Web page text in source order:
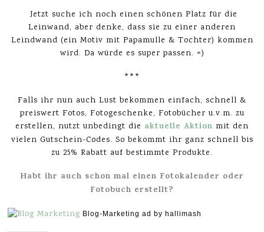
Jetzt suche ich noch einen schönen Platz für die
Leinwand, aber denke, dass sie zu einer anderen
Leindwand (ein Motiv mit Papamulle & Tochter) kommen
wird. Da würde es super passen. =)
***
Falls ihr nun auch Lust bekommen einfach, schnell &
preiswert Fotos, Fotogeschenke, Fotobücher u.v.m. zu
erstellen, nutzt unbedingt die aktuelle Aktion mit den
vielen Gutschein-Codes. So bekommt ihr ganz schnell bis
zu 25% Rabatt auf bestimmte Produkte.
Habt ihr auch schon mal einen Fotokalender oder
Fotobuch erstellt?
Blog-Marketing ad by hallimash